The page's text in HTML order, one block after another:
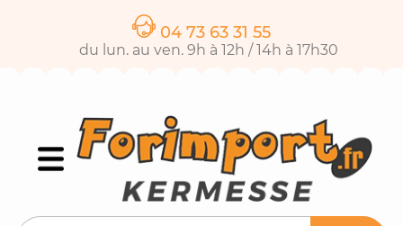
04 73 63 31 55
du lun. au ven. 9h à 12h / 14h à 17h30